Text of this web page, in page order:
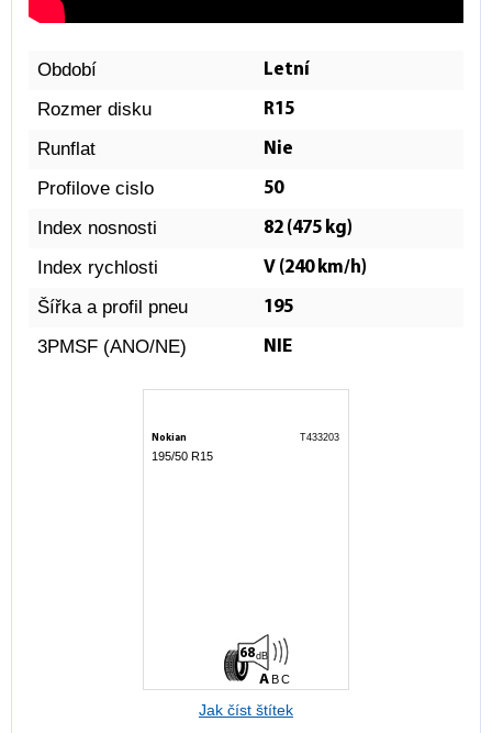
Období Letní
Rozmer disku R15
Runflat Nie
Profilove cislo 50
Index nosnosti 82 (475 kg)
Index rychlosti V (240 km/h)
Šířka a profil pneu 195
3PMSF (ANO/NE) NIE
Nokian T433203
195/50 R15
A B C
68 dB
Jak číst štítek